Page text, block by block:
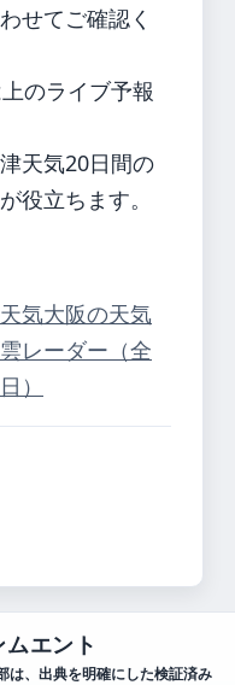
せてご確認く
のライブ予報
天気20日間の
役立ちます。
気大阪の天気
レーダー（全
）
エント
は、出典を明確にした検証済み